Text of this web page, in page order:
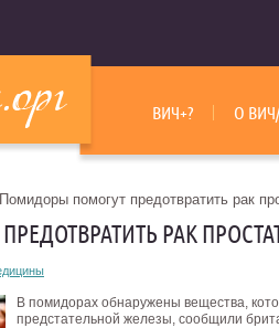
ВИЧ+? О
Помидоры помогут предотвратить рак
РАК
В помидорах обнаружены вещества,
предстательной железы, сообщили